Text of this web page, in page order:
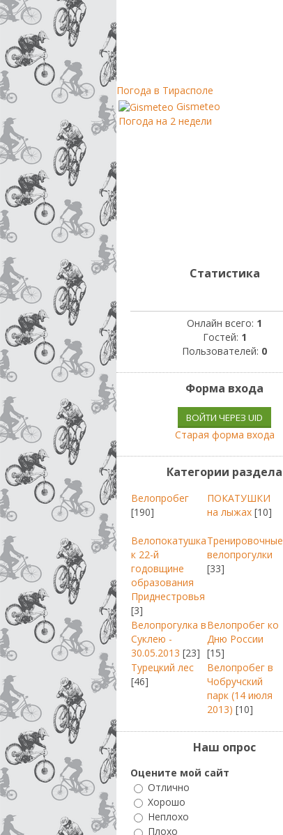
Погода в Тирасполе
Gismeteo
Погода на 2 недели
Статистика
Онлайн всего: 1
Гостей: 1
Пользователей: 0
Форма входа
ВОЙТИ ЧЕРЕЗ UID
Старая форма входа
Категории раздела
Велопробег
[190]
ПОКАТУШКИ
на лыжах [10]
Велопокатушка
к 22-й
годовщине
образования
Приднестровья
[3]
Тренировочные
велопрогулки
[33]
Велопрогулка в
Суклею -
30.05.2013 [23]
Велопробег ко
Дню России
[15]
Турецкий лес
[46]
Велопробег в
Чобручский
парк (14 июля
2013) [10]
Наш опрос
Оцените мой сайт
Отлично
Хорошо
Неплохо
Плохо